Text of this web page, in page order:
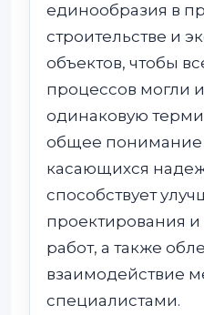
единообразия в
строительстве и
объектов, чтобы
процессов могли
одинаковую
общее понимание
касающихся
способствует
проектирования
работ, а также
взаимодействие
специалистами.